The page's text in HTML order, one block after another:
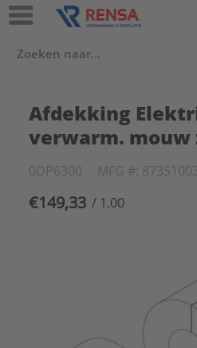
Afdekking
verwarm.
0DP6300 MFG #:
€149,33 / 1.00